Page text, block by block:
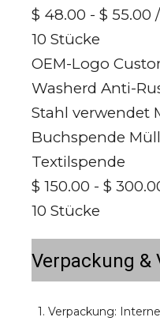
$ 48.00 - $ 55.00
10 Stücke
OEM-Logo
Washerd Anti-
Stahl verwendet
Buchspende
Textilspende
$ 150.00 - $
10 Stücke
Verpackung &
1. Verpackung: